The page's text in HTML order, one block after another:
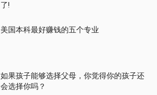
了!
美国本科最好赚钱的五个专业
如果孩子能够选择父母，你觉得你的孩子还
会选择你吗？